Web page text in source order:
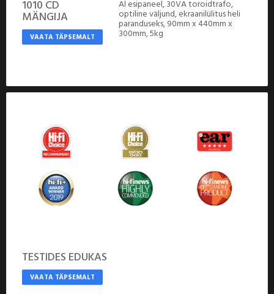
1010 CD
MÄNGIJA
VAATA TÄPSEMALT
Al esipaneel, 30VA toroidtrafo,
optiline väljund, ekraanilülitus heli
paranduseks, 90mm x 440mm x
300mm, 5kg
TESTIDES EDUKAS
VAATA TÄPSEMALT